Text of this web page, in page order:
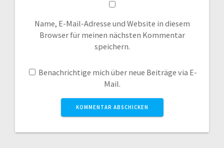
Name, E-Mail-Adresse und Website in diesem
Browser für meinen nächsten Kommentar
speichern.
Benachrichtige mich über neue Beiträge via E-
Mail.